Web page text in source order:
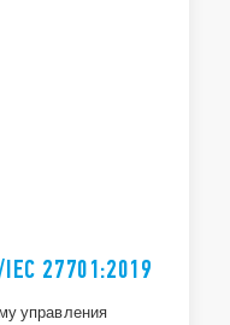
27701:2019
управления